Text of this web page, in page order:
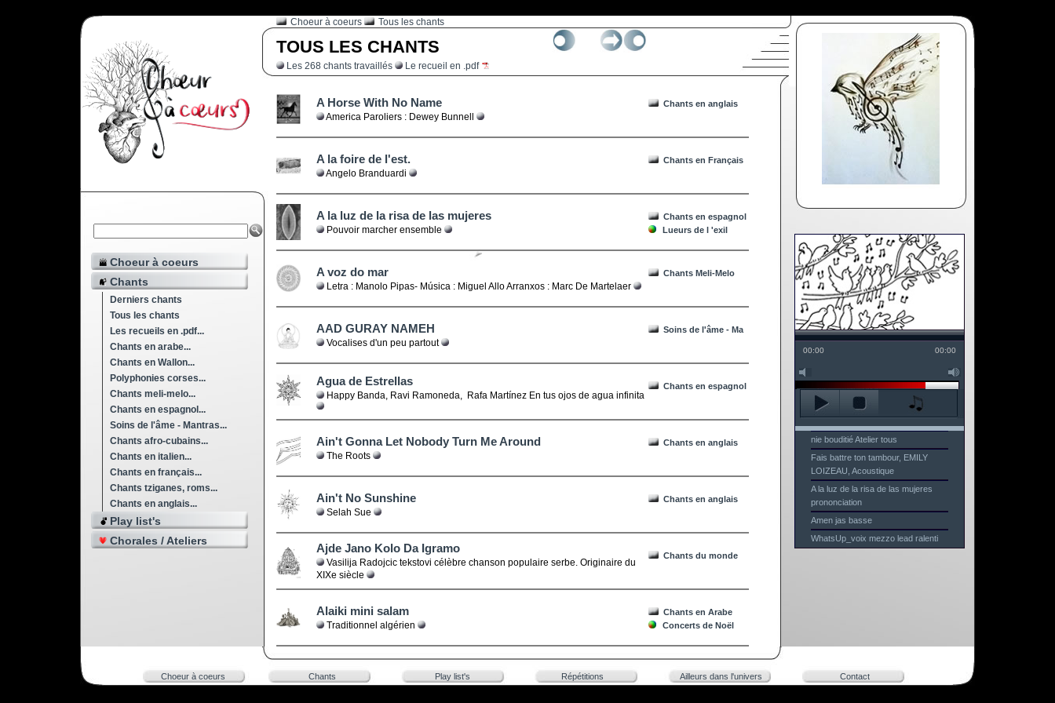
Choeur à coeurs
Chants
Derniers chants
Tous les chants
Les recueils en .pdf...
Chants en arabe...
Chants en Wallon...
Polyphonies corses...
Chants meli-melo...
Chants en espagnol...
Soins de l'âme - Mantras...
Chants afro-cubains...
Chants en italien...
Chants en français...
Chants tziganes, roms...
Chants en anglais...
Play list's
Chorales / Ateliers
Choeur à coeurs Tous les chants
00:00 00:00
nie bouditié Atelier tous
Fais battre ton tambour, EMILY
LOIZEAU, Acoustique
A la luz de la risa de las mujeres
prononciation
Amen jas basse
WhatsUp_voix mezzo lead ralenti
TOUS LES CHANTS
Les 268 chants travaillés Le recueil en .pdf
A Horse With No Name
America Paroliers : Dewey Bunnell
Chants en anglais
A la foire de l'est.
Angelo Branduardi
Chants en Français
A la luz de la risa de las mujeres
Pouvoir marcher ensemble
Chants en espagnol
Lueurs de l 'exil
A voz do mar
Letra : Manolo Pipas- Música : Miguel Allo Arranxos : Marc De Martelaer
Chants Meli-Melo
AAD GURAY NAMEH
Vocalises d'un peu partout
Soins de l'âme - Ma
Agua de Estrellas
Happy Banda, Ravi Ramoneda, Rafa Martínez En tus ojos de agua infinita
Chants en espagnol
Ain't Gonna Let Nobody Turn Me Around
The Roots
Chants en anglais
Ain't No Sunshine
Selah Sue
Chants en anglais
Ajde Jano Kolo Da Igramo
Vasilija Radojcic tekstovi célèbre chanson populaire serbe. Originaire du
XIXe siècle
Chants du monde
Alaiki mini salam
Traditionnel algérien
Chants en Arabe
Concerts de Noël
Choeur à coeurs Chants Play list's Répétitions Ailleurs dans l'univers Contact